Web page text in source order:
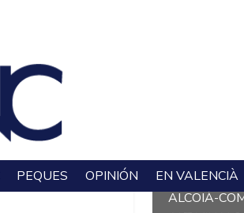
PEQUES OPINIÓN EN VALENCIÀ
L´ALACANTÍ
ALCOIÀ-